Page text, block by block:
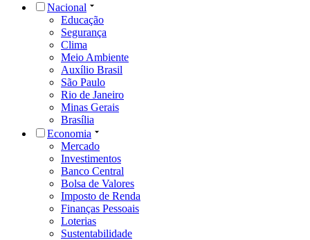
Nacional
Educação
Segurança
Clima
Meio Ambiente
Auxílio Brasil
São Paulo
Rio de Janeiro
Minas Gerais
Brasília
Economia
Mercado
Investimentos
Banco Central
Bolsa de Valores
Imposto de Renda
Finanças Pessoais
Loterias
Sustentabilidade